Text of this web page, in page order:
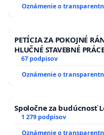
Oznámenie o
PETÍCIA ZA POKOJNÉ
HLUČNÉ STAVEBNÉ
13.00 HOD., CEZ
ĎUMBIERSKEJ/MAGU
67 podpisov
Oznámenie o
Spoločne za budúcnosť
1 279 podpisov
Oznámenie o